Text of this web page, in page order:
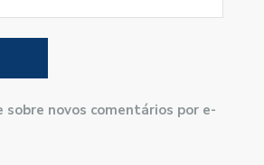
novos comentários por e-